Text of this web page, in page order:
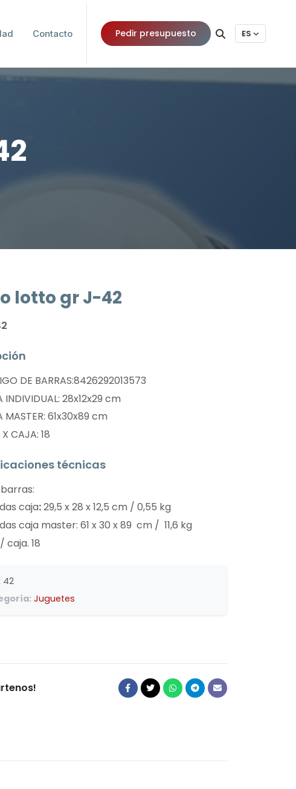
Contacto Pedir presupuesto ES
lotto gr J-42
DE BARRAS:8426292013573
INDIVIDUAL: 28x12x29 cm
MASTER: 61x30x89 cm
CAJA: 18
técnicas
caja:29,5 x 28 x 12,5 cm / 0,55 kg
caja master: 61 x 30 x 89 cm / 11,6 kg
caja. 18
42
Juguetes